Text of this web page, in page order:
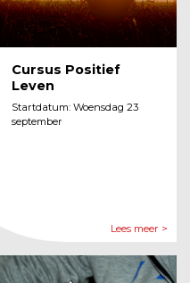
Cursus Positief
Leven
Startdatum: Woensdag 23
september
Lees meer >